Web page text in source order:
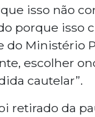
isso não
porque isso
do Ministério
escolher
cautelar”.
retirado da